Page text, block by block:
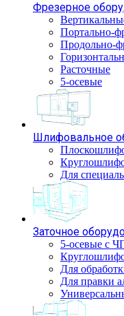
Фрезерное
Портально-
Продольно-
Расточные
5-осевые
Шлифовальное
Для
Заточное
5-осевые с
Для
Для правки